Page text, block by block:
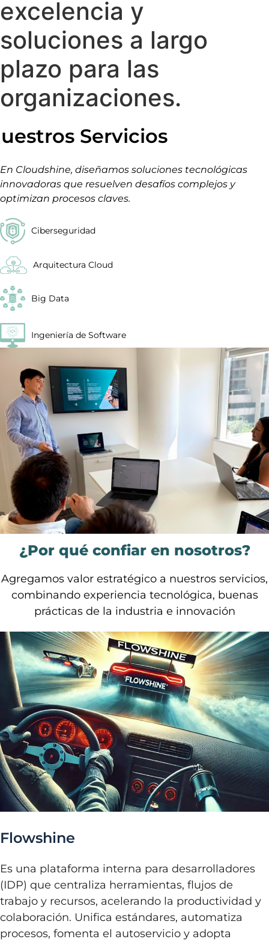
excelencia y
soluciones a largo
plazo para las
organizaciones.
Servicios
En Cloudshine, diseñamos soluciones tecnológicas
innovadoras que resuelven desafíos complejos y
optimizan procesos claves.
Ciberseguridad
Arquitectura Cloud
Big Data
Ingeniería de Software
¿Por qué confiar en nosotros?
Agregamos valor estratégico a nuestros servicios,
combinando experiencia tecnológica, buenas
prácticas de la industria e innovación
Flowshine
Es una plataforma interna para desarrolladores
(IDP) que centraliza herramientas, flujos de
trabajo y recursos, acelerando la productividad y
colaboración. Unifica estándares, automatiza
procesos, fomenta el autoservicio y adopta